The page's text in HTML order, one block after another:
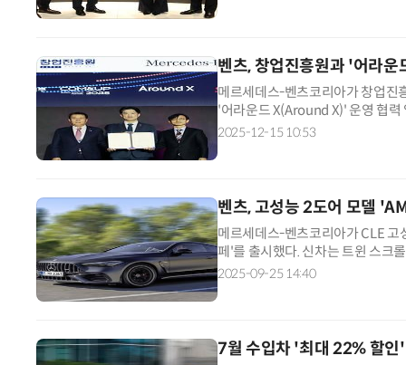
벤츠, 창업진흥원과 '어라
메르세데스-벤츠코리아가 창업진
'어라운드 X(Around X)' 운영 협력
와 창업진흥원이 운영하는 글로벌
2025-12-15 10:53
벤츠, 고성능 2도어 모델
메르세데스-벤츠코리아가 CLE
페'를 출시했다. 신차는 트윈 스크
해 최고출력 449마력과 최대토크
2025-09-25 14:40
7월 수입차 '최대 22% 할